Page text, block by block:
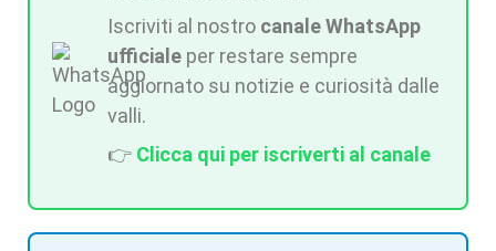
Iscriviti al nostro canale WhatsApp
ufficiale per restare sempre
aggiornato su notizie e curiosità dalle
valli.
👉 Clicca qui per iscriverti al canale